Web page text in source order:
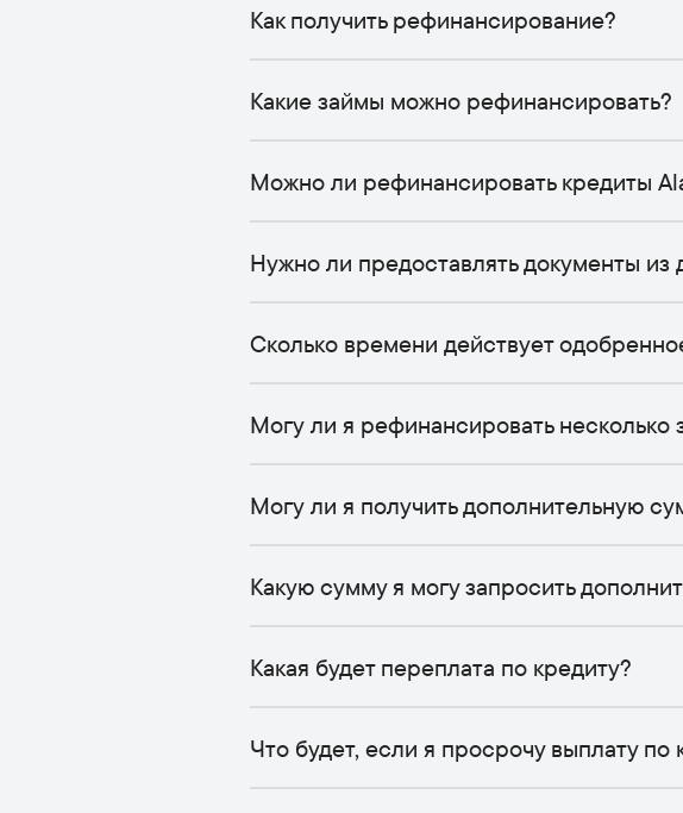
Как получить рефинансирование?
Какие займы можно рефинансировать?
Можно ли рефинансировать кредиты
Нужно ли предоставлять документы
Сколько времени действует
Могу ли я рефинансировать несколько
Могу ли я получить дополнительную
Какую сумму я могу запросить
Какая будет переплата по кредиту?
Что будет, если я просрочу выплату по